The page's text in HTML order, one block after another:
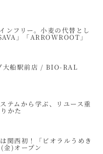
ンフリー。小麦の代替とし
」「ARROWROOT」
大船駅前店 / BIO-RAL
テムから学ぶ、リユース重
かた
関西初！「ビオラルうめき
金)オープン